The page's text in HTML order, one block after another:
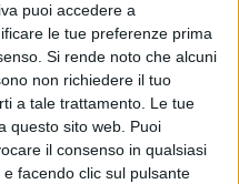
puoi accedere a
le tue preferenze prima
Si rende noto che alcuni
non richiedere il tuo
a tale trattamento. Le tue
questo sito web. Puoi
il consenso in qualsiasi
facendo clic sul pulsante
nel vivo della festa
del quadro
Il quadro sarà portato
delle ore 19 con la
dalla Banda musicale